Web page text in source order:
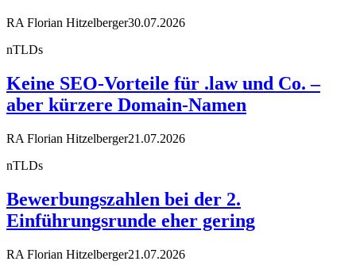
RA Florian Hitzelberger30.07.2026
nTLDs
Keine SEO-Vorteile für .law und Co. –
aber kürzere Domain-Namen
RA Florian Hitzelberger21.07.2026
nTLDs
Bewerbungszahlen bei der 2.
Einführungsrunde eher gering
RA Florian Hitzelberger21.07.2026